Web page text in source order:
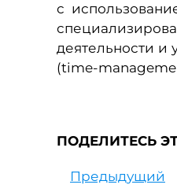
с
деятельности и
(time-
ПОДЕЛИТЕСЬ
Предыдущий